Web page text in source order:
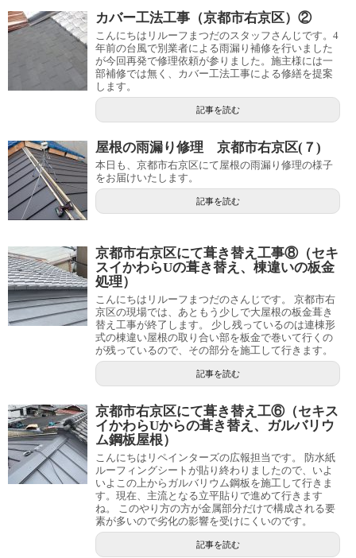
カバー工法工事（京都市右京区）②
こんにちはリルーフまつだのスタッフさんじです。4
年前の台風で別業者による雨漏り補修を行いました
が今回再発で修理依頼が参りました。施主様には一
部補修では無く、カバー工法工事による修繕を提案
します。
記事を読む
屋根の雨漏り修理 京都市右京区(７)
本日も、京都市右京区にて屋根の雨漏り修理の様子
をお届けいたします。
記事を読む
京都市右京区にて葺き替え工事⑧（セキ
スイかわらUの葺き替え、棟違いの板金
処理）
こんにちはリルーフまつだのさんじです。 京都市右
京区の現場では、あともう少しで大屋根の板金葺き
替え工事が終了します。 少し残っているのは連棟形
式の棟違い屋根の取り合い部を板金で巻いて行くの
が残っているので、その部分を施工して行きます。
記事を読む
京都市右京区にて葺き替え工⑥（セキス
イかわらUからの葺き替え、ガルバリウ
ム鋼板屋根）
こんにちはリペインターズの広報担当です。 防水紙
ルーフィングシートが貼り終わりましたので、いよ
いよこの上からガルバリウム鋼板を施工して行きま
す。現在、主流となる立平貼りで進めて行きます
ね。 このやり方の方が金属部分だけで構成される要
素が多いので劣化の影響を受けにくいのです。
記事を読む